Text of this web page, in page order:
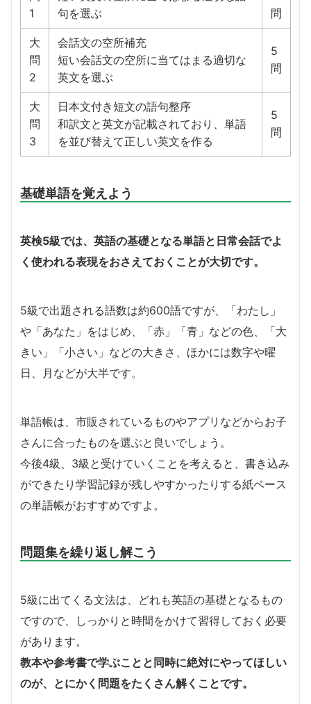
1
句を選ぶ
問
大
問
2
会話文の空所補充
短い会話文の空所に当てはまる適切な
英文を選ぶ
5
問
大
問
3
日本文付き短文の語句整序
和訳文と英文が記載されており、単語
を並び替えて正しい英文を作る
5
問
基礎単語を覚えよう
英検5級では、英語の基礎となる単語と日常会話でよ
く使われる表現をおさえておくことが大切です。
5級で出題される語数は約600語ですが、「わたし」
や「あなた」をはじめ、「赤」「青」などの色、「大
きい」「小さい」などの大きさ、ほかには数字や曜
日、月などが大半です。
単語帳は、市販されているものやアプリなどからお子
さんに合ったものを選ぶと良いでしょう。
今後4級、3級と受けていくことを考えると、書き込み
ができたり学習記録が残しやすかったりする紙ベース
の単語帳がおすすめですよ。
問題集を繰り返し解こう
5級に出てくる文法は、どれも英語の基礎となるもの
ですので、しっかりと時間をかけて習得しておく必要
があります。
教本や参考書で学ぶことと同時に絶対にやってほしい
のが、とにかく問題をたくさん解くことです。